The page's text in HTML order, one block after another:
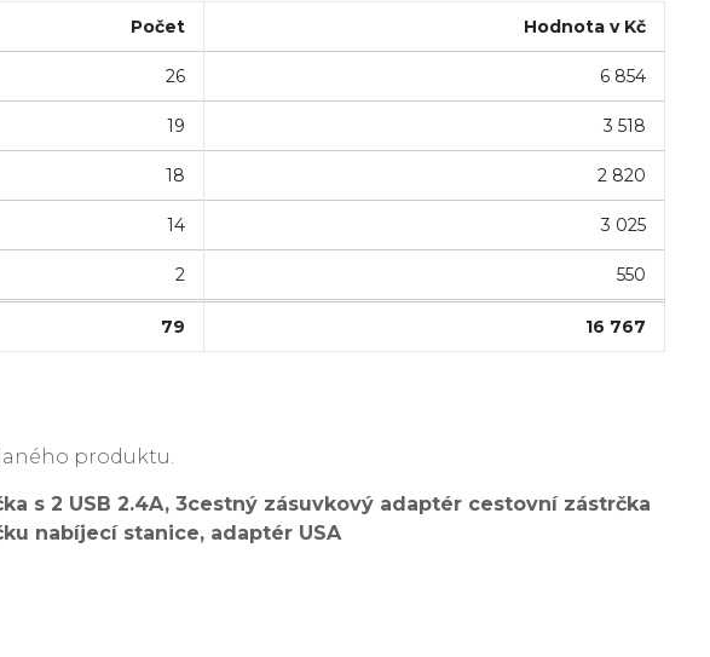
Počet Hodnota v Kč
26 6 854
19 3 518
18 2 820
14 3 025
2 550
79 16 767
produktu.
s 2 USB 2.4A, 3cestný zásuvkový adaptér cestovní zástrčka
nabíjecí stanice, adaptér USA